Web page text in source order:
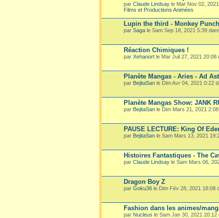
par Claude Lindsay le Mar Nov 02,
Films et Productions Animées
Lupin the third - Monkey Punch
par Saga le Sam Sep 18, 2021 5:39
Réaction Chimiques !
par Xehanort le Mar Juil 27, 2021
Planète Mangas - Aries - Ad
par BejitaSan le Dim Avr 04, 2021 0:22
Planète Mangas Show: JANK
par BejitaSan le Dim Mars 21, 2021
PAUSE LECTURE: King Of
par BejitaSan le Sam Mars 13, 2021
Histoires Fantastiques - The
par Claude Lindsay le Sam Mars 06,
Dragon Boy Z
par Goku36 le Dim Fév 28, 2021 18:08
Fashion dans les animes/
par Nucleus le Sam Jan 30, 2021